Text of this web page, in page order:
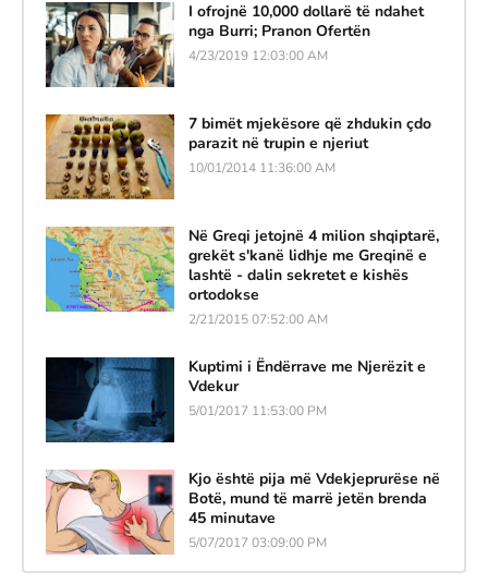
I ofrojnë 10,000 dollarë të ndahet
nga Burri; Pranon Ofertën
4/23/2019 12:03:00 AM
7 bimët mjekësore që zhdukin çdo
parazit në trupin e njeriut
10/01/2014 11:36:00 AM
Në Greqi jetojnë 4 milion shqiptarë,
grekët s'kanë lidhje me Greqinë e
lashtë - dalin sekretet e kishës
ortodokse
2/21/2015 07:52:00 AM
Kuptimi i Ëndërrave me Njerëzit e
Vdekur
5/01/2017 11:53:00 PM
Kjo është pija më Vdekjeprurëse në
Botë, mund të marrë jetën brenda
45 minutave
5/07/2017 03:09:00 PM